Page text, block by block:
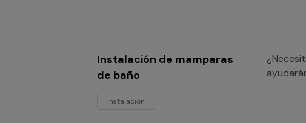
Instalación de mamparas
de baño
Instalación